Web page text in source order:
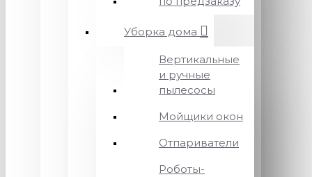
Уборка дома
Вертикальные
и ручные
пылесосы
Мойщики окон
Отпариватели
Роботы-